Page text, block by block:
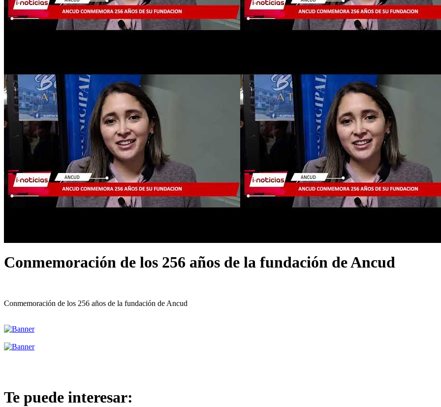
Conmemoración de los 256 años de la fundación de Ancud
Conmemoración de los 256 años de la fundación de Ancud
Te puede interesar: